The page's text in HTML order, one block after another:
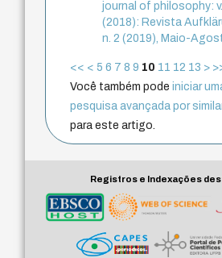
journal of philosophy:
(2018): Revista
n. 2 (2019), Maio-
<< < 5 6 7 8 9 10 11 12 13 >
Você também podeiniciar
pesquisa avançada por
para este artigo.
Registros e Indexações